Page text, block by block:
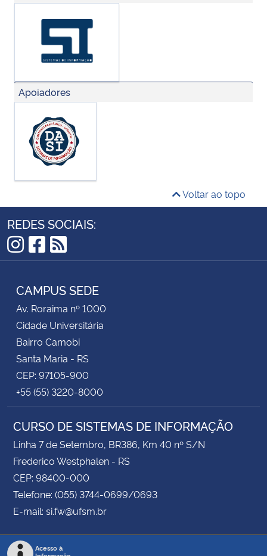
Apoiadores
Voltar ao topo
REDES SOCIAIS:
Instagram
Facebook
RSS
CAMPUS SEDE
Av. Roraima nº 1000
Cidade Universitária
Bairro Camobi
Santa Maria - RS
CEP: 97105-900
+55 (55) 3220-8000
CURSO DE SISTEMAS DE INFORMAÇÃO
Linha 7 de Setembro, BR386, Km 40 nº S/N
Frederico Westphalen - RS
CEP: 98400-000
Telefone: (055) 3744-0699/0693
E-mail: si.fw@ufsm.br
Acesso à